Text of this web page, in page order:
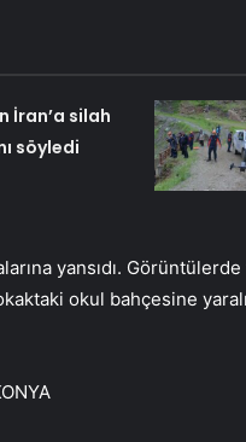
İran’a silah
söyledi
yansıdı. Görüntülerde
okul bahçesine